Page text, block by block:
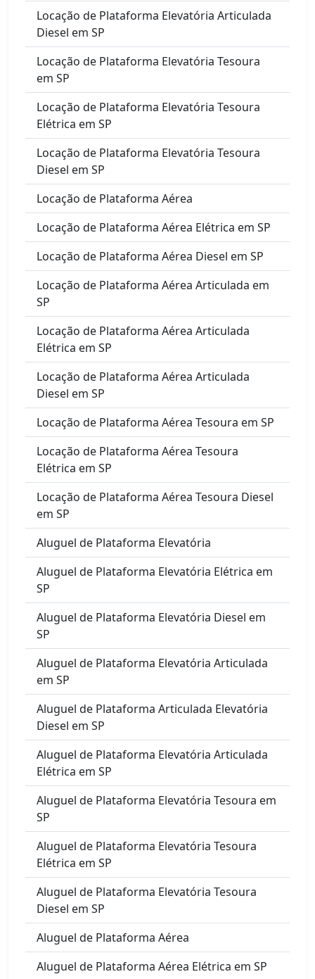
Locação de Plataforma Elevatória Articulada
Diesel em SP
Locação de Plataforma Elevatória Tesoura
em SP
Locação de Plataforma Elevatória Tesoura
Elétrica em SP
Locação de Plataforma Elevatória Tesoura
Diesel em SP
Locação de Plataforma Aérea
Locação de Plataforma Aérea Elétrica em SP
Locação de Plataforma Aérea Diesel em SP
Locação de Plataforma Aérea Articulada em
SP
Locação de Plataforma Aérea Articulada
Elétrica em SP
Locação de Plataforma Aérea Articulada
Diesel em SP
Locação de Plataforma Aérea Tesoura em SP
Locação de Plataforma Aérea Tesoura
Elétrica em SP
Locação de Plataforma Aérea Tesoura Diesel
em SP
Aluguel de Plataforma Elevatória
Aluguel de Plataforma Elevatória Elétrica em
SP
Aluguel de Plataforma Elevatória Diesel em
SP
Aluguel de Plataforma Elevatória Articulada
em SP
Aluguel de Plataforma Articulada Elevatória
Diesel em SP
Aluguel de Plataforma Elevatória Articulada
Elétrica em SP
Aluguel de Plataforma Elevatória Tesoura em
SP
Aluguel de Plataforma Elevatória Tesoura
Elétrica em SP
Aluguel de Plataforma Elevatória Tesoura
Diesel em SP
Aluguel de Plataforma Aérea
Aluguel de Plataforma Aérea Elétrica em SP